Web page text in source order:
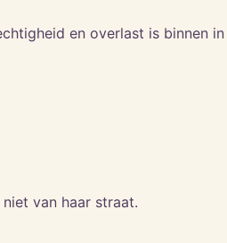
en overlast is binnen in
van haar straat.